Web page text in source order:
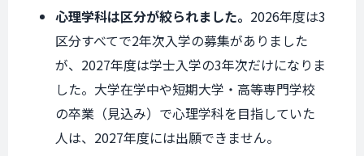
心理学科は区分が絞られました。 2026年度は3
区分すべてで2年次入学の募集がありました
が、2027年度は学士入学の3年次だけになりま
した。大学在学中や短期大学・高等専門学校
の卒業（見込み）で心理学科を目指していた
人は、2027年度には出願できません。